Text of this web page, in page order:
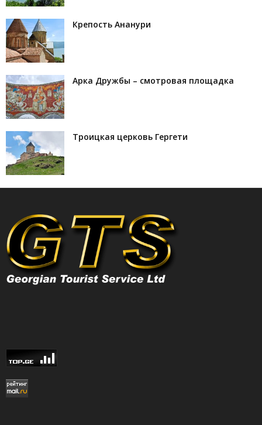
Крепость Ананури
Арка Дружбы – смотровая площадка
Троицкая церковь Гергети